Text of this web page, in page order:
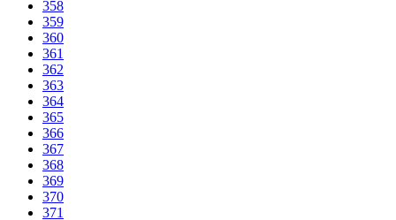
358
359
360
361
362
363
364
365
366
367
368
369
370
371